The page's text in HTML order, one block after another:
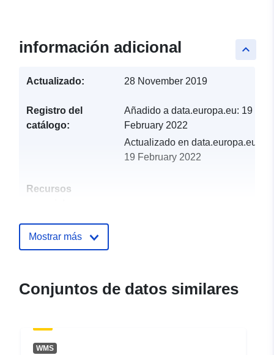
keyboard_arrow_up
información adicional
Actualizado: 28 November 2019
Registro del
catálogo:
Añadido a data.europa.eu: 19
February 2022
Actualizado en data.europa.eu:
19 February 2022
Recursos
Identificadores:
f345-490a-9a30-
Mostrar más
Conjuntos de datos similares
WMS